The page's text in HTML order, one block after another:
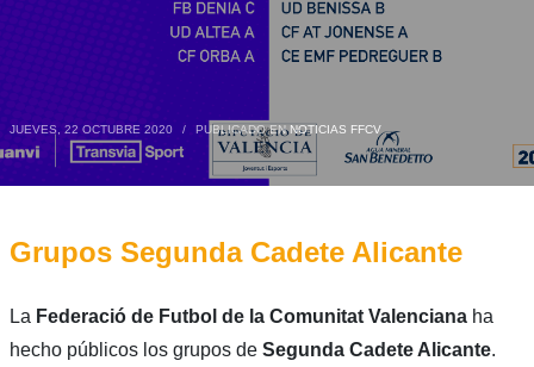
JUEVES, 22 OCTUBRE 2020 / PUBLICADO ENNOTICIAS FFCV
Grupos Segunda Cadete Alicante
La Federació de Futbol de la Comunitat Valencianaha
hecho públicos los grupos de Segunda Cadete Alicante.